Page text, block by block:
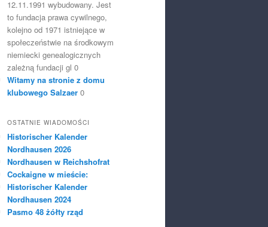
12.11.1991 wybudowany. Jest
to fundacja prawa cywilnego,
kolejno od 1971 istniejące w
społeczeństwie na środkowym
niemiecki genealogicznych
zależną fundacji gl 0
Witamy na stronie z domu
klubowego Salzaer 0
OSTATNIE WIADOMOŚCI
Historischer Kalender
Nordhausen 2026
Nordhausen w Reichshofrat
Cockaigne w mieście:
Historischer Kalender
Nordhausen 2024
Pasmo 48 żółty rząd